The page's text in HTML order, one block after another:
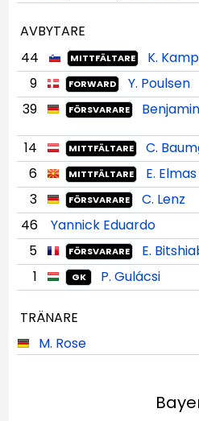
AVBYTARE
44
MITTFÄLTARE K.
9 FORWARD Y. Poulsen
39 FÖRSVARARE
14 MITTFÄLTARE C.
6 MITTFÄLTARE E. Elmas
3 FÖRSVARARE
C. Lenz
46
Yannick Eduardo
5
FÖRSVARARE
E.
1
GK P. Gulácsi
TRÄNARE
M. Rose